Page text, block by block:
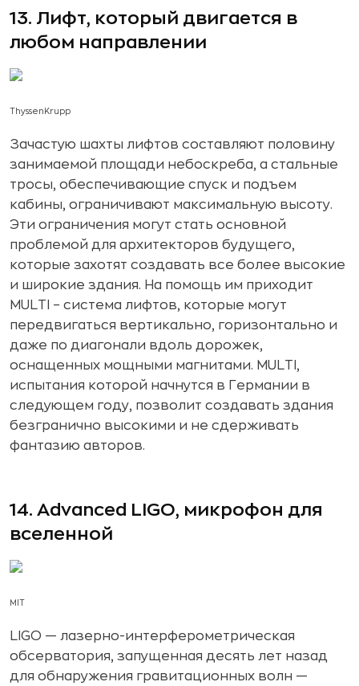
13. Лифт, который двигается в
любом направлении
ThyssenKrupp
Зачастую шахты лифтов составляют половину
занимаемой площади небоскреба, а стальные
тросы, обеспечивающие спуск и подъем
кабины, ограничивают максимальную высоту.
Эти ограничения могут стать основной
проблемой для архитекторов будущего,
которые захотят создавать все более высокие
и широкие здания. На помощь им приходит
MULTI – система лифтов, которые могут
передвигаться вертикально, горизонтально и
даже по диагонали вдоль дорожек,
оснащенных мощными магнитами. MULTI,
испытания которой начнутся в Германии в
следующем году, позволит создавать здания
безгранично высокими и не сдерживать
фантазию авторов.
14. Advanced LIGO, микрофон для
вселенной
MIT
LIGO — лазерно-интерферометрическая
обсерватория, запущенная десять лет назад
для обнаружения гравитационных волн —